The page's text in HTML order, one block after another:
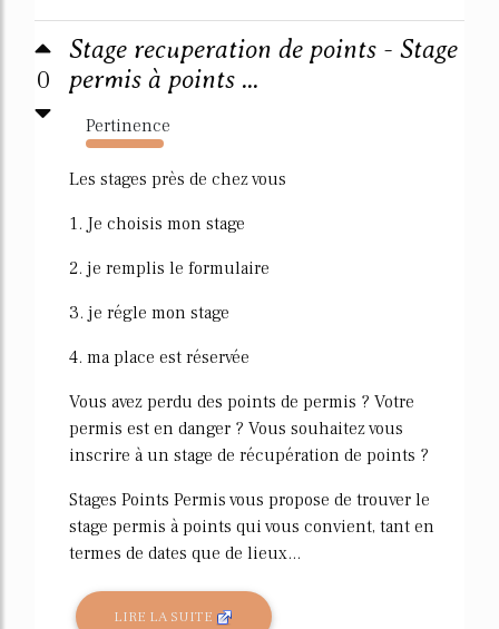
0
Stage recuperation de points - Stage
permis à points ...
Pertinence
3890%
Les stages près de chez vous
1. Je choisis mon stage
2. je remplis le formulaire
3. je régle mon stage
4. ma place est réservée
Vous avez perdu des points de permis ? Votre
permis est en danger ? Vous souhaitez vous
inscrire à un stage de récupération de points ?
Stages Points Permis vous propose de trouver le
stage permis à points qui vous convient, tant en
termes de dates que de lieux...
LIRE LA SUITE